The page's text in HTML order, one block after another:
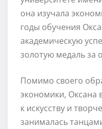
она изучала
годы обучения
академическую
золотую медаль за
Помимо своего
экономики, Оксана
к искусству и
занималась